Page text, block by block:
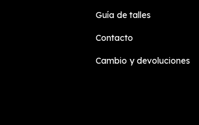
Guía de talles
Contacto
Cambio y devoluciones